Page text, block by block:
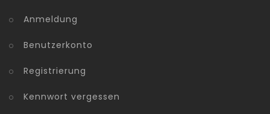
Anmeldung
Benutzerkonto
Registrierung
Kennwort vergessen